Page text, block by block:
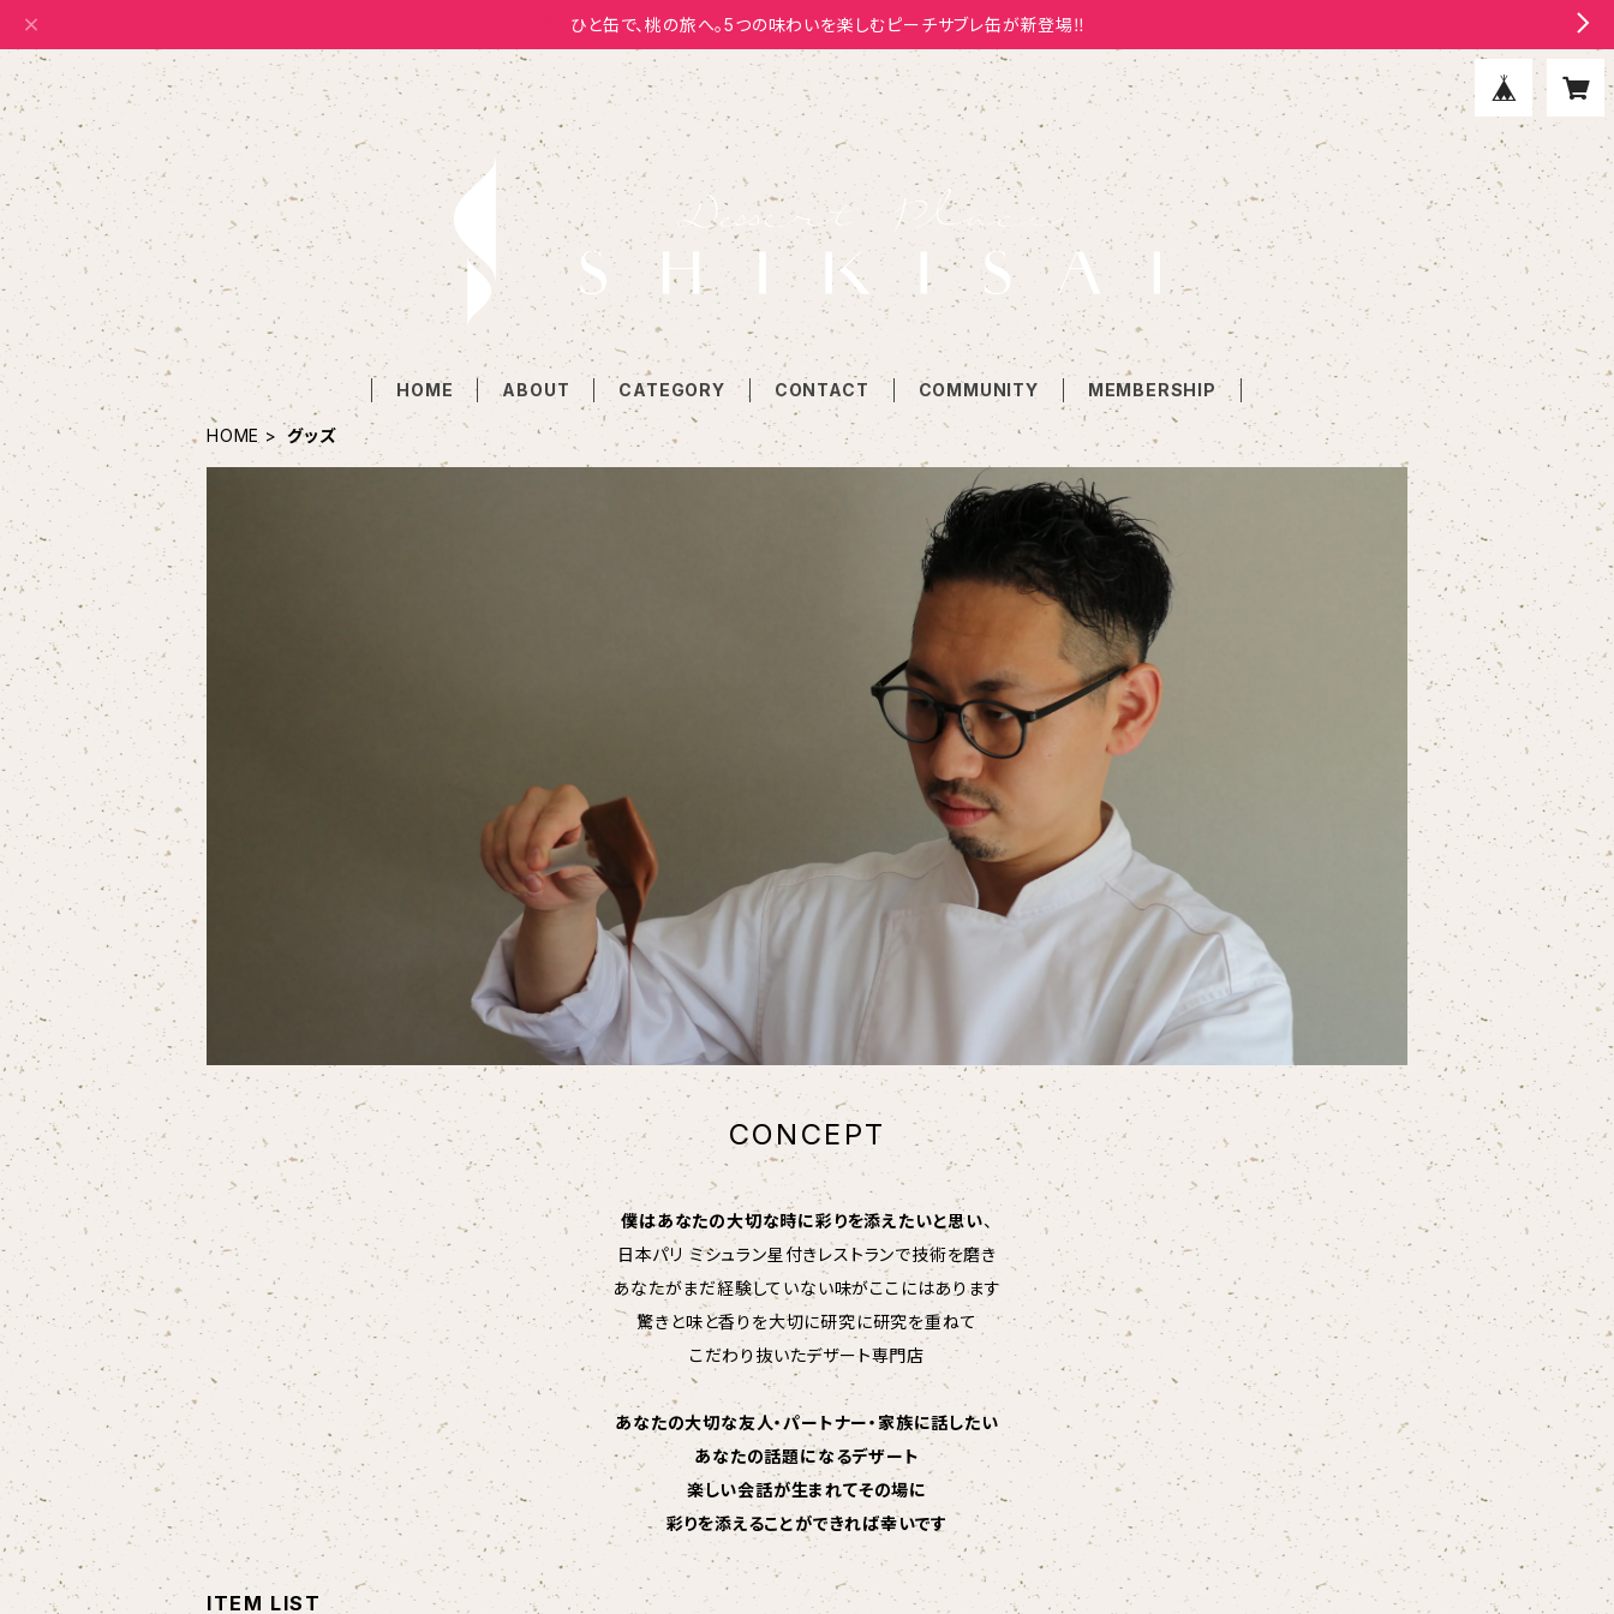
ひと缶で、桃の旅へ。5つの味わいを楽しむピーチサブレ缶が新登場‼
HOME ABOUT CATEGORY CONTACT COMMUNITY MEMBERSHIP
HOME グッズ
CONCEPT
僕はあなたの大切な時に彩りを添えたいと思い、
日本パリ ミシュラン星付きレストランで技術を磨き
あなたがまだ経験していない味がここにはあります
驚きと味と香りを大切に研究に研究を重ねて
こだわり抜いたデザート専門店
あなたの大切な友人・パートナー・家族に話したい
あなたの話題になるデザート
楽しい会話が生まれてその場に
彩りを添えることができれば幸いです
ITEM LIST